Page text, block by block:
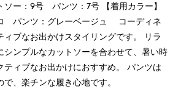
ソー：9号 パンツ：7号 【着用カラー】
パンツ：グレーベージュ コーディネ
ィブなお出かけスタイリングです。 リラ
シンプルなカットソーを合わせて、暑い時
ティブなお出かけにおすすめ。 パンツは
、楽チンな履き心地です。